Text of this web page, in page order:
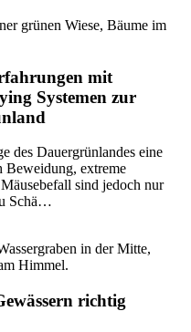
mit
Systemen zur
des Dauergrünlandes eine
Beweidung, extreme
sind jedoch nur
Schä…
richtig